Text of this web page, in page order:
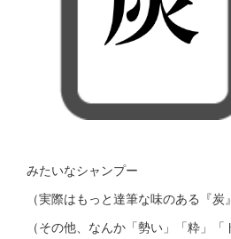
みたいなシャンプー
（実際はもっと達筆な味のある『炭
（その他、なんか「勢い」「粋」